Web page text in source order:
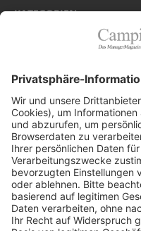
KATEGORIEN
Firmenporträts
Panorama
Produkte
Ratgeber
Weitblick